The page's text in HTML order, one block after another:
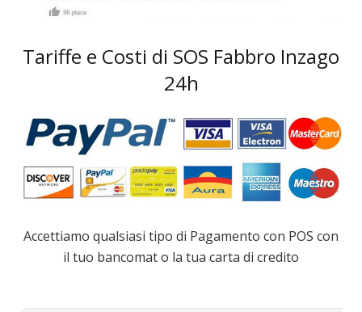
Tariffe e Costi di SOS Fabbro Inzago
24h
Accettiamo qualsiasi tipo di Pagamento con POS con
il tuo bancomat o la tua carta di credito